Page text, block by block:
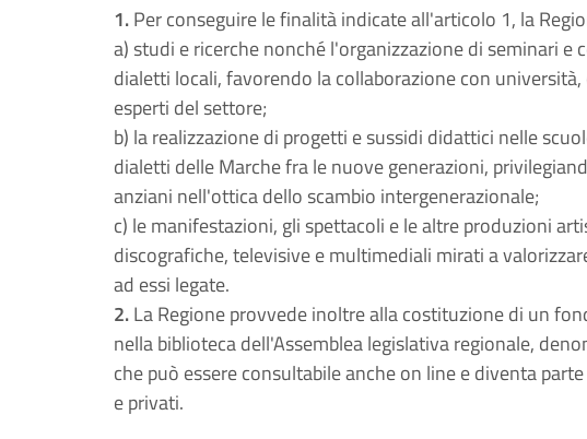
1.Per conseguire le finalità indicate all'articolo 1, la
a) studi e ricerche nonché l'organizzazione di seminari e
dialetti locali, favorendo la collaborazione con
esperti del settore;
b) la realizzazione di progetti e sussidi didattici nelle
dialetti delle Marche fra le nuove generazioni,
anziani nell'ottica dello scambio intergenerazionale;
c) le manifestazioni, gli spettacoli e le altre produzioni
discografiche, televisive e multimediali mirati a
ad essi legate.
2.La Regione provvede inoltre alla costituzione di un
nella biblioteca dell'Assemblea legislativa regionale,
che può essere consultabile anche on line e diventa
e privati.